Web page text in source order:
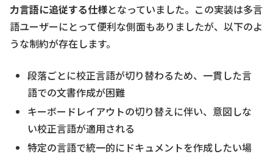
力言語に追従する仕様となっていました。この実装は多言
語ユーザーにとって便利な側面もありましたが、以下のよ
うな制約が存在します。
段落ごとに校正言語が切り替わるため、一貫した言
語での文書作成が困難
キーボードレイアウトの切り替えに伴い、意図しな
い校正言語が適用される
特定の言語で統一的にドキュメントを作成したい場